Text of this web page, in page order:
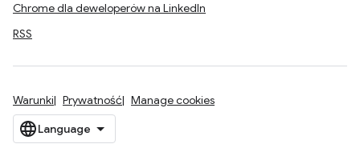
Chrome dla deweloperów na LinkedIn
RSS
Warunki Prywatność Manage cookies